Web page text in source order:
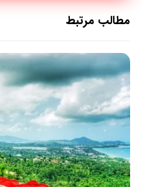
مطالب مرتبط